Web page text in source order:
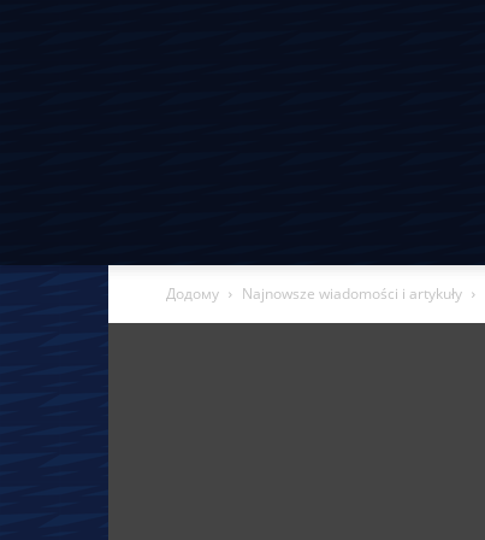
Додому Najnowsze wiadomości i artykuły